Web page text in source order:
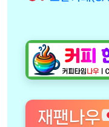
재팬나우